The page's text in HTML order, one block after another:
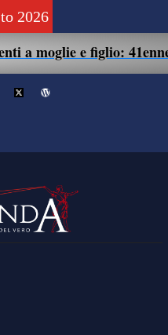
2026
e figlio: 41enne assolto.